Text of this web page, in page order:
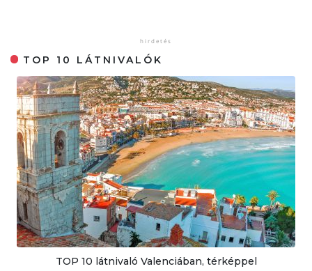
TOP 10 LÁTNIVALÓK
TOP 10 látnivaló Valenciában, térképpel